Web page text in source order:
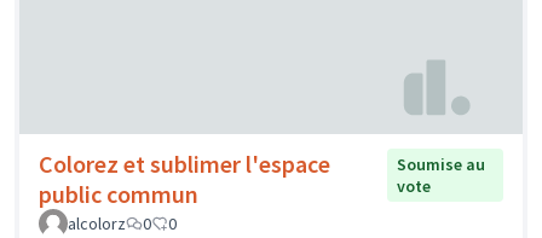
Colorez et sublimer l'espace
public commun
Soumise au
vote
alcolorz
0 0